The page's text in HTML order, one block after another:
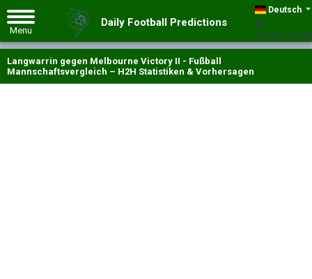
Deutsch
GMT +00:00
Daily Football Predictions
Langwarrin gegen Melbourne Victory II - Fußball
Mannschaftsvergleich – H2H Statistiken & Vorhersagen